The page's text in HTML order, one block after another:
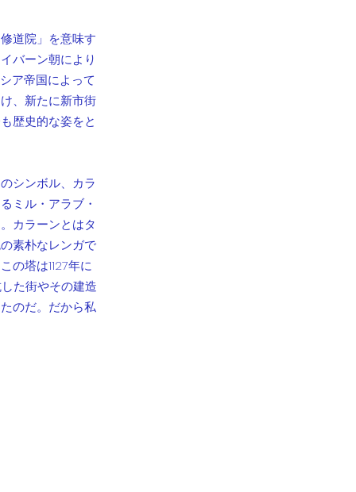
道院」を意味す
バーン朝により
ア帝国によって
、新たに新市街
歴史的な姿をと
シンボル、カラ
ミル・アラブ・
カラーンとはタ
素朴なレンガで
の塔は1127年に
た街やその建造
のだ。だから私